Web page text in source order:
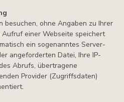
besuchen, ohne Angaben zu Ihrer
Aufruf einer Webseite speichert
ein sogenanntes Server-
angeforderten Datei, Ihre IP-
Abrufs, übertragene
Provider (Zugriffsdaten)